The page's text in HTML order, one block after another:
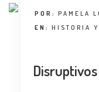
POR: PAMELA
EN: HISTORIA Y